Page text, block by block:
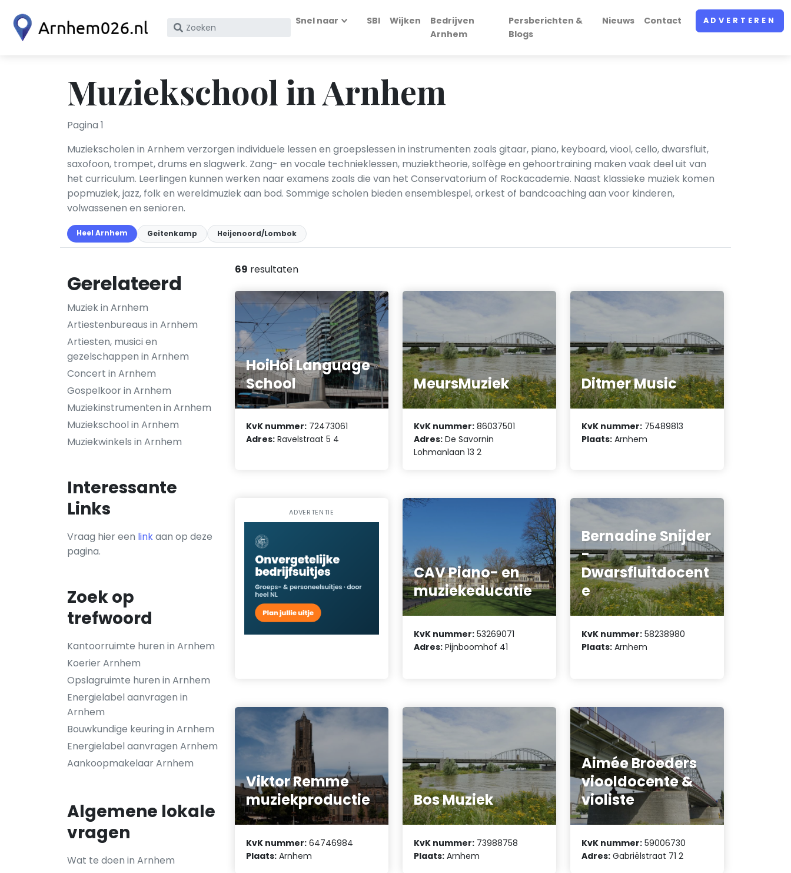
Zoek
KvK
nummer
Snel naar SBI Wijken
Bedrijven
Arnhem
Persberichten &
Blogs
Nieuws Contact ADVERTEREN
Muziekschool in Arnhem
Pagina 1
Muziekscholen in Arnhem verzorgen individuele lessen en groepslessen in instrumenten zoals gitaar, piano, keyboard, viool, cello, dwarsfluit,
saxofoon, trompet, drums en slagwerk. Zang- en vocale technieklessen, muziektheorie, solfège en gehoortraining maken vaak deel uit van
het curriculum. Leerlingen kunnen werken naar examens zoals die van het Conservatorium of Rockacademie. Naast klassieke muziek komen
popmuziek, jazz, folk en wereldmuziek aan bod. Sommige scholen bieden ensemblespel, orkest of bandcoaching aan voor kinderen,
volwassenen en senioren.
Heel Arnhem Geitenkamp Heijenoord/Lombok
Gerelateerd
Muziek in Arnhem
Artiestenbureaus in Arnhem
Artiesten, musici en
gezelschappen in Arnhem
Concert in Arnhem
Gospelkoor in Arnhem
Muziekinstrumenten in Arnhem
Muziekschool in Arnhem
Muziekwinkels in Arnhem
Interessante
Links
Vraag hier een linkaan op deze
pagina.
Zoek op
trefwoord
Kantoorruimte huren in Arnhem
Koerier Arnhem
Opslagruimte huren in Arnhem
Energielabel aanvragen in
Arnhem
Bouwkundige keuring in Arnhem
Energielabel aanvragen Arnhem
Aankoopmakelaar Arnhem
Algemene lokale
vragen
Wat te doen in Arnhem
69 resultaten
HoiHoi Language
School
KvK nummer: 72473061
Adres: Ravelstraat 5 4
MeursMuziek
KvK nummer: 86037501
Adres: De Savornin
Lohmanlaan 13 2
Ditmer Music
KvK nummer: 75489813
Plaats: Arnhem
ADVERTENTIE
CAV Piano- en
muziekeducatie
KvK nummer: 53269071
Adres: Pijnboomhof 41
Bernadine Snijder
-
Dwarsfluitdocent
e
KvK nummer: 58238980
Plaats: Arnhem
Viktor Remme
muziekproductie
KvK nummer: 64746984
Plaats: Arnhem
Bos Muziek
KvK nummer: 73988758
Plaats: Arnhem
Aimée Broeders
viooldocente &
violiste
KvK nummer: 59006730
Adres: Gabriëlstraat 71 2